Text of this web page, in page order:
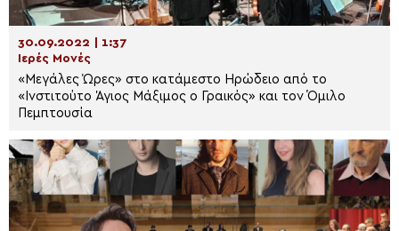
30.09.2022 | 1:37
Ιερές Μονές
«Μεγάλες Ώρες» στο κατάμεστο Ηρώδειο από το
«Ινστιτούτο Άγιος Μάξιμος ο Γραικός» και τον Όμιλο
Πεμπτουσία